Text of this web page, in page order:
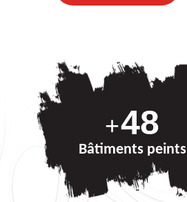
+69
Bâtiments peints